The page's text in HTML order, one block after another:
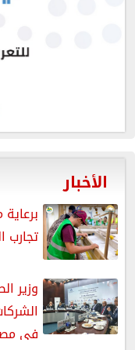
الأخبار
تجارب
وزير
في